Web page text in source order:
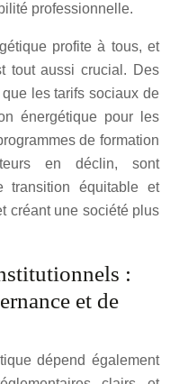
professionnelle.
profite à tous, et
tout aussi crucial. Des
les tarifs sociaux de
énergétique pour les
de formation
en déclin, sont
transition équitable et
créant une société plus
:
et de
dépend également